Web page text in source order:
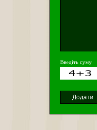
Введіть суму